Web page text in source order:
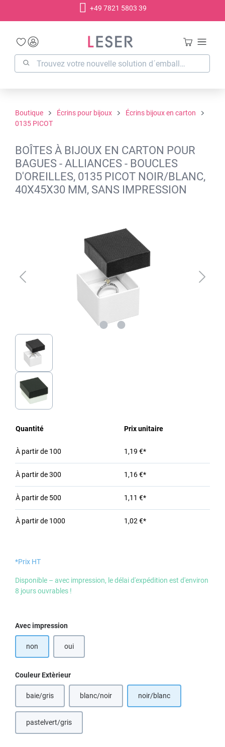
+49 7821 5803 39
Boutique Écrins pour bijoux
Écrins bijoux en carton
0135 PICOT
BOÎTES À BIJOUX EN CARTON POUR
BAGUES - ALLIANCES - BOUCLES
D'OREILLES, 0135 PICOT NOIR/BLANC,
40X45X30 MM, SANS IMPRESSION
Quantité Prix unitaire
À partir de 100 1,19 €*
À partir de300 1,16 €*
À partir de 500 1,11 €*
À partir de 1000 1,02 €*
*Prix HT
Disponible – avec impression, le délai d'expédition est d'environ
8 jours ouvrables !
Sélectionnez
Avec impression
non oui
Sélectionnez
Couleur Extèrieur
baie/gris
(Cette option n'est pas disponible pour le moment.)
blanc/noir
(Cette option n'est pas disponible pour le
noir/blanc
pastelvert/gris(Cette option n'est pas disponible pour le moment.)